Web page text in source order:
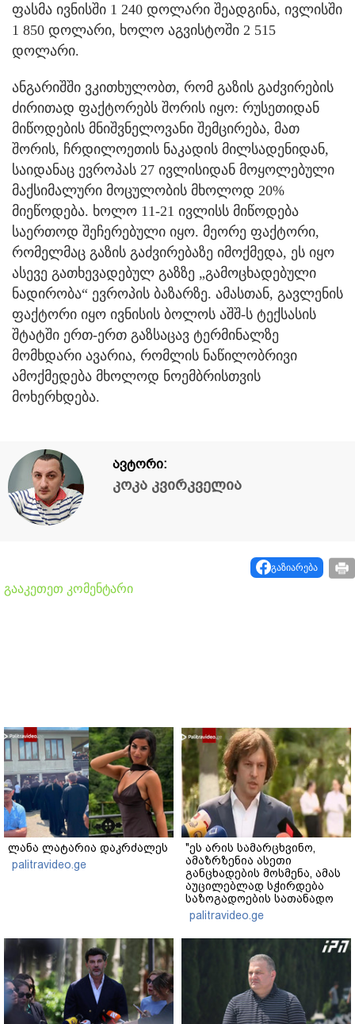
ფასმა ივნისში 1 240 დოლარი შეადგინა, ივლისში
1 850 დოლარი, ხოლო აგვისტოში 2 515
დოლარი.
ანგარიშში ვკითხულობთ, რომ გაზის გაძვირების
ძირითად ფაქტორებს შორის იყო: რუსეთიდან
მიწოდების მნიშვნელოვანი შემცირება, მათ
შორის, ჩრდილოეთის ნაკადის მილსადენიდან,
საიდანაც ევროპას 27 ივლისიდან მოყოლებული
მაქსიმალური მოცულობის მხოლოდ 20%
მიეწოდება. ხოლო 11-21 ივლისს მიწოდება
საერთოდ შეჩერებული იყო. მეორე ფაქტორი,
რომელმაც გაზის გაძვირებაზე იმოქმედა, ეს იყო
ასევე გათხევადებულ გაზზე „გამოცხადებული
ნადირობა“ ევროპის ბაზარზე. ამასთან, გავლენის
ფაქტორი იყო ივნისის ბოლოს აშშ-ს ტექსასის
შტატში ერთ-ერთ გაზსაცავ ტერმინალზე
მომხდარი ავარია, რომლის ნაწილობრივი
ამოქმედება მხოლოდ ნოემბრისთვის
მოხერხდება.
ავტორი:
კოკა კვირკველია
გაზიარება
გააკეთეთ კომენტარი
ლანა ლატარია დაკრძალეს
palitravideo.ge
"ეს არის სამარცხვინო,
ამაზრზენია ასეთი
განცხადების მოსმენა, ამას
აუცილებლად სჭირდება
საზოგადოების სათანადო
რეაქცია" - ირაკლი
კობახიძე
palitravideo.ge